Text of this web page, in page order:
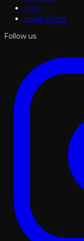
FAQ
Legal Terms
Follow us